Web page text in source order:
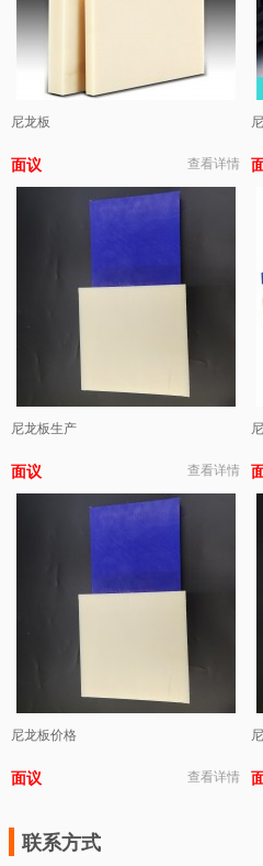
尼龙板
面议 查看详情
尼龙板生产
面议 查看详情
尼龙板价格
面议 查看详情
联系方式